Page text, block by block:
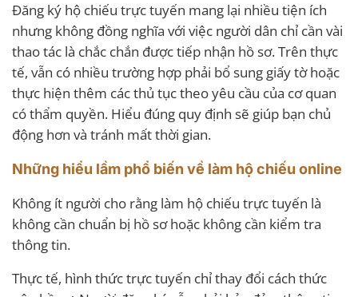
Đăng ký hộ chiếu trực tuyến mang lại nhiều tiện ích
nhưng không đồng nghĩa với việc người dân chỉ cần vài
thao tác là chắc chắn được tiếp nhận hồ sơ. Trên thực
tế, vẫn có nhiều trường hợp phải bổ sung giấy tờ hoặc
thực hiện thêm các thủ tục theo yêu cầu của cơ quan
có thẩm quyền. Hiểu đúng quy định sẽ giúp bạn chủ
động hơn và tránh mất thời gian.
Những hiểu lầm phổ biến về làm hộ chiếu online
Không ít người cho rằng làm hộ chiếu trực tuyến là
không cần chuẩn bị hồ sơ hoặc không cần kiểm tra
thông tin.
Thực tế, hình thức trực tuyến chỉ thay đổi cách thức